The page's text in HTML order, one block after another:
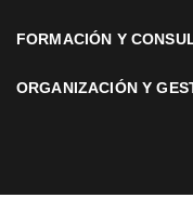
FORMACIÓN Y
ORGANIZACIÓN Y